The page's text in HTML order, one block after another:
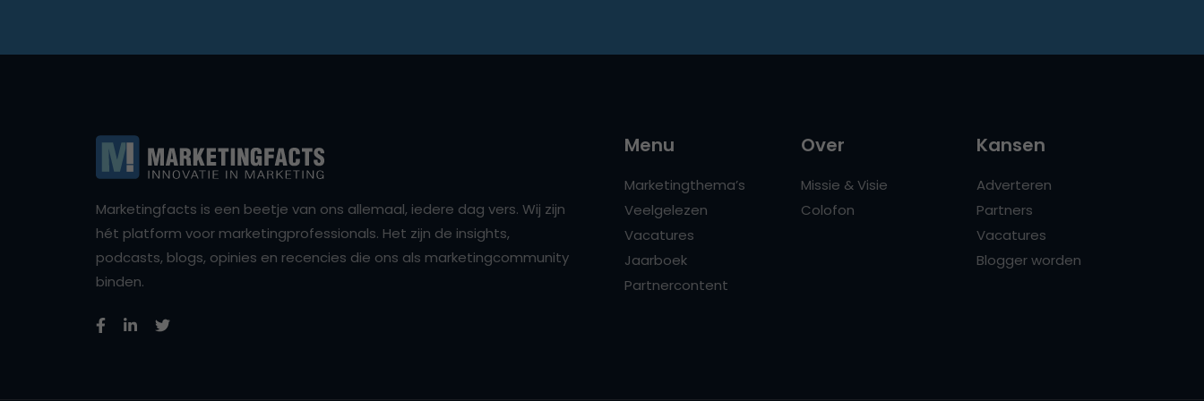
Marketingfacts is een beetje van ons allemaal, iedere dag vers. Wij zijn
hét platform voor marketingprofessionals. Het zijn de insights,
podcasts, blogs, opinies en recencies die ons als marketingcommunity
binden.
Menu
Marketingthema’s
Veelgelezen
Vacatures
Jaarboek
Partnercontent
Over
Missie & Visie
Colofon
Kansen
Adverteren
Partners
Vacatures
Blogger worden